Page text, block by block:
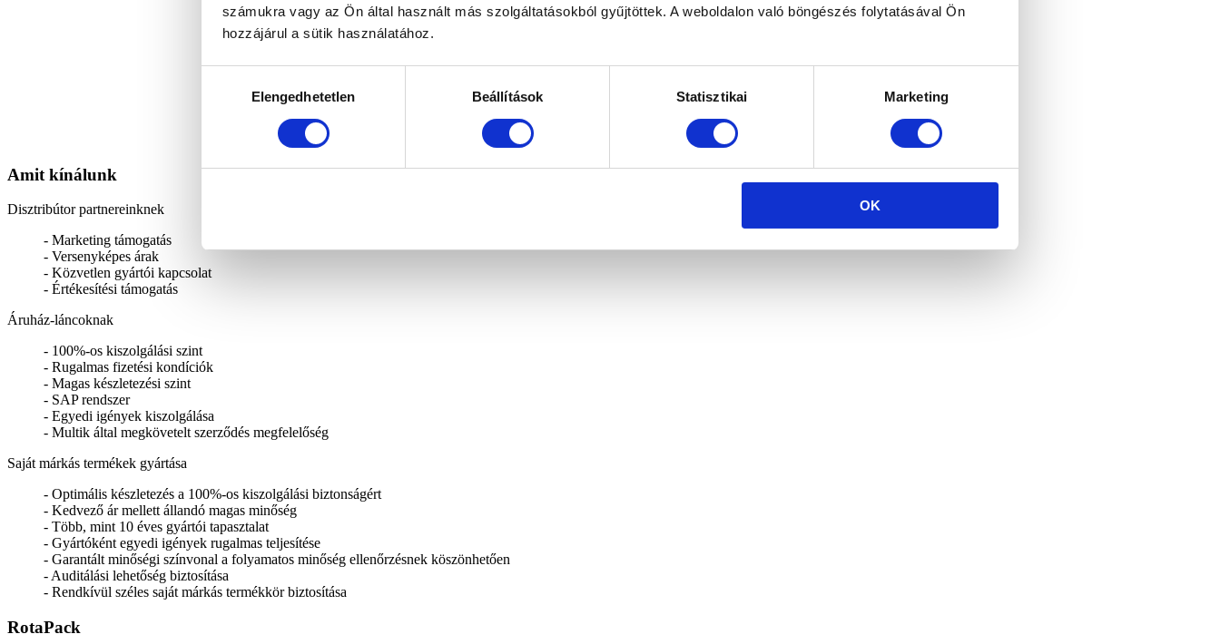
számukra vagy az Ön által használt más szolgáltatásokból gyűjtöttek. A weboldalon való böngészés folytatásával Ön
hozzájárul a sütik használatához.
kiválasztásaElengedhetetlen Beállítások Statisztikai Marketing
OK
Amit kínálunk
Disztribútor partnereinknek
- Marketing támogatás
- Versenyképes árak
- Közvetlen gyártói kapcsolat
- Értékesítési támogatás
Áruház-láncoknak
- 100%-os kiszolgálási szint
- Rugalmas fizetési kondíciók
- Magas készletezési szint
- SAP rendszer
- Egyedi igények kiszolgálása
- Multik által megkövetelt szerződés megfelelőség
Saját márkás termékek gyártása
- Optimális készletezés a 100%-os kiszolgálási biztonságért
- Kedvező ár mellett állandó magas minőség
- Több, mint 10 éves gyártói tapasztalat
- Gyártóként egyedi igények rugalmas teljesítése
- Garantált minőségi színvonal a folyamatos minőség ellenőrzésnek köszönhetően
- Auditálási lehetőség biztosítása
- Rendkívül széles saját márkás termékkör biztosítása
RotaPack